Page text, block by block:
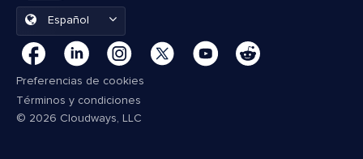
Español
Preferencias de cookies
Términos y condiciones
© 2026 Cloudways, LLC